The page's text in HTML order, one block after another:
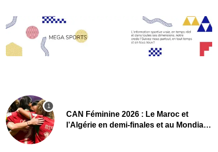
CAN Féminine 2026 : Le Maroc et
l’Algérie en demi-finales et au Mondial